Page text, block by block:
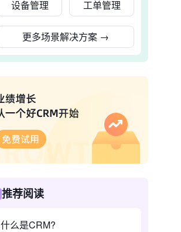
设备管理 工单管理
更多场景解决方案 →
推荐阅读
什么是CRM?